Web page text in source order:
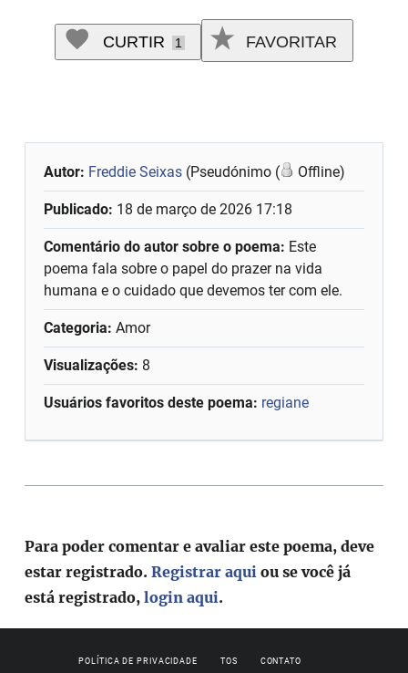
CURTIR 1 FAVORITAR
Autor: Freddie Seixas (Pseudónimo ( Offline)
Publicado: 18 de março de 2026 17:18
Comentário do autor sobre o poema: Este
poema fala sobre o papel do prazer na vida
humana e o cuidado que devemos ter com ele.
Categoria: Amor
Visualizações: 8
Usuários favoritos deste poema: regiane
Para poder comentar e avaliar este poema, deve
estar registrado.Registrar aqui ou se você já
está registrado,login aqui.
POLÍTICA DE PRIVACIDADE TOS CONTATO